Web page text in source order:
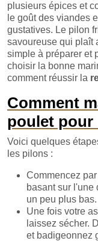
plusieurs épices et
le goût des viandes
gustatives. Le pilon
savoureuse qui plaît
simple à préparer et
choisir la bonne
comment réussir la
Comment
poulet pour
Voici quelques
les pilons :
Commencez
basant sur l'une
un peu plus bas.
Une fois votre
laissez sécher.
et badigeonnez